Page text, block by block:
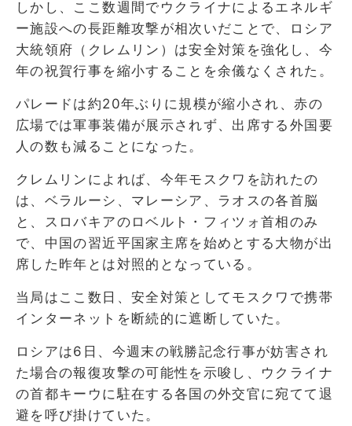
しかし、ここ数週間でウクライナによるエネルギ
ー施設への長距離攻撃が相次いだことで、ロシア
大統領府（クレムリン）は安全対策を強化し、今
年の祝賀行事を縮小することを余儀なくされた。
パレードは約20年ぶりに規模が縮小され、赤の
広場では軍事装備が展示されず、出席する外国要
人の数も減ることになった。
クレムリンによれば、今年モスクワを訪れたの
は、ベラルーシ、マレーシア、ラオスの各首脳
と、スロバキアのロベルト・フィツォ首相のみ
で、中国の習近平国家主席を始めとする大物が出
席した昨年とは対照的となっている。
当局はここ数日、安全対策としてモスクワで携帯
インターネットを断続的に遮断していた。
ロシアは6日、今週末の戦勝記念行事が妨害され
た場合の報復攻撃の可能性を示唆し、ウクライナ
の首都キーウに駐在する各国の外交官に宛てて退
避を呼び掛けていた。